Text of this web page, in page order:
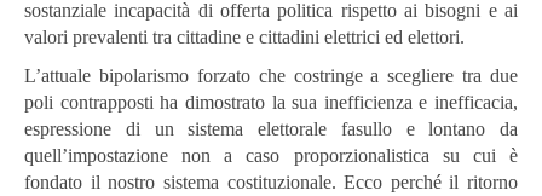
sostanziale incapacità di offerta politica rispetto ai bisogni e ai
valori prevalenti tra cittadine e cittadini elettrici ed elettori.
L’attuale bipolarismo forzato che costringe a scegliere tra due
poli contrapposti ha dimostrato la sua inefficienza e inefficacia,
espressione di un sistema elettorale fasullo e lontano da
quell’impostazione non a caso proporzionalistica su cui è
fondato il nostro sistema costituzionale. Ecco perché il ritorno